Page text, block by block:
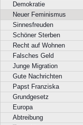
Demokratie
Neuer Feminismus
Sinnesfreuden
Schöner Sterben
Recht auf Wohnen
Falsches Geld
Junge Migration
Gute Nachrichten
Papst Franziska
Grundgesetz
Europa
Abtreibung